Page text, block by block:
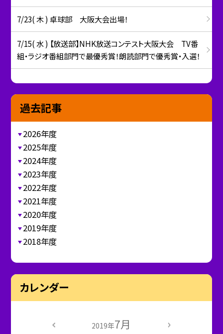
7/23( 木 ) 卓球部 大阪大会出場！
7/15( 水 ) 【放送部】NHK放送コンテスト大阪大会 TV番
組・ラジオ番組部門で最優秀賞！朗読部門で優秀賞・入選！
過去記事
2026年度
2025年度
2024年度
2023年度
2022年度
2021年度
2020年度
2019年度
2018年度
カレンダー
2019年7月